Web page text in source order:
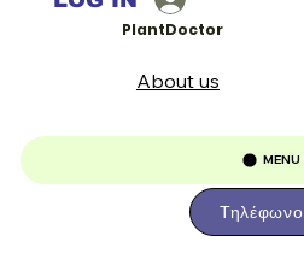
Τηλέφωνο
PlantDoctor
MENU
About us